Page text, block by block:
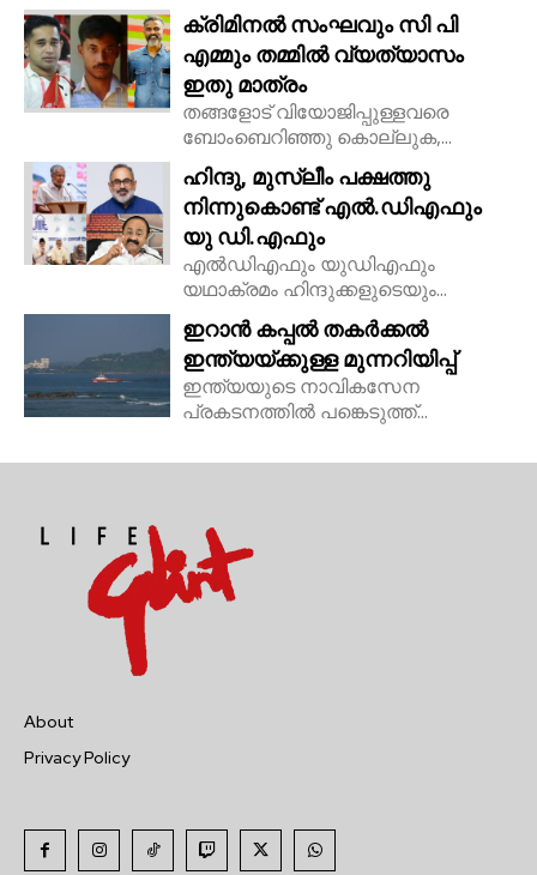
ക്രിമിനൽ സംഘവും സി പി
എമ്മും തമ്മിൽ വ്യത്യാസം
ഇതു മാത്രം
തങ്ങളോട് വിയോജിപ്പുള്ളവരെ
ബോംബെറിഞ്ഞു കൊല്ലുക,...
ഹിന്ദു, മുസ്ലീം പക്ഷത്തു
നിന്നുകൊണ്ട് എൽ.ഡിഎഫും
യു ഡി.എഫും
എൽഡിഎഫും യുഡിഎഫും
യഥാക്രമം ഹിന്ദുക്കളുടെയും...
ഇറാൻ കപ്പൽ തകർക്കൽ
ഇന്ത്യയ്ക്കുള്ള മുന്നറിയിപ്പ്
ഇന്ത്യയുടെ നാവികസേന
പ്രകടനത്തിൽ പങ്കെടുത്ത്...
About
Privacy Policy